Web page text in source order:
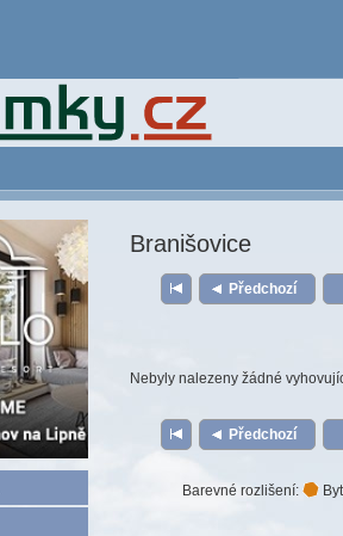
Branišovice
Předchozí
Nebyly nalezeny žádné
Předchozí
Barevné rozlišení: